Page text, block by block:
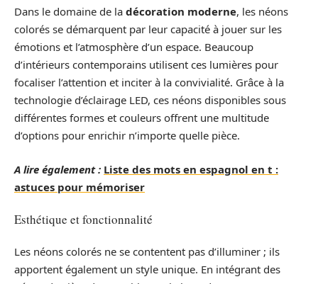
Dans le domaine de la décoration moderne, les néons
colorés se démarquent par leur capacité à jouer sur les
émotions et l’atmosphère d’un espace. Beaucoup
d’intérieurs contemporains utilisent ces lumières pour
focaliser l’attention et inciter à la convivialité. Grâce à la
technologie d’éclairage LED, ces néons disponibles sous
différentes formes et couleurs offrent une multitude
d’options pour enrichir n’importe quelle pièce.
A lire également : Liste des mots en espagnol en t :
astuces pour mémoriser
Esthétique et fonctionnalité
Les néons colorés ne se contentent pas d’illuminer ; ils
apportent également un style unique. En intégrant des